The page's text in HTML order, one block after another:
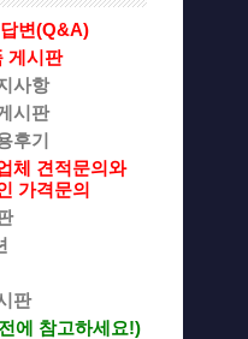
변(Q&A)
게시판
사항
시판
후기
체 견적문의와
가격문의
판
에 참고하세요!)